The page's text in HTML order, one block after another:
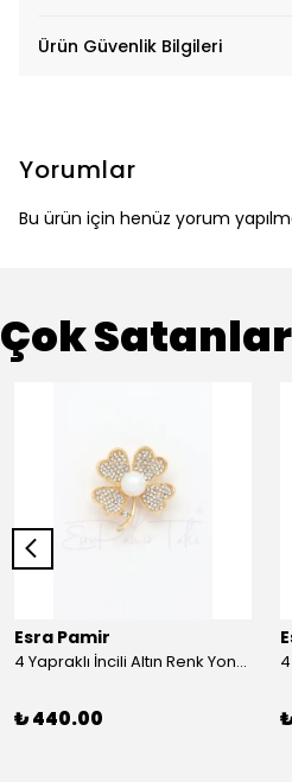
Ürün Güvenlik Bilgileri
Yorumlar
Bu ürün için henüz yorum
Çok Satanlar
Esra Pamir
4 Yapraklı İncili Altın Renk Yonca Broş
₺ 440.00